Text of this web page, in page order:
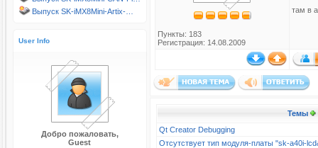
Выпуск SK-iMX8Mini-Artix-…
User Info
Добро пожаловать,
Guest
Пункты: 183
Регистрация: 14.08.2009
там в
Темы
Qt Creator Debugging
Отсутствует тип модуля-платы "sk-a40i-